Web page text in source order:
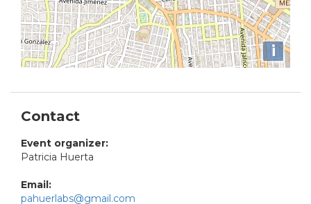
i
Contact
Event organizer:
Patricia Huerta
Email:
pahuerlabs@gmail.com